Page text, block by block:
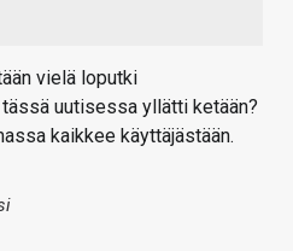
vielä loputki
uutisessa yllätti ketään?
kaikkee käyttäjästään.